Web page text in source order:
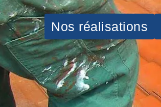
Nos réalisations